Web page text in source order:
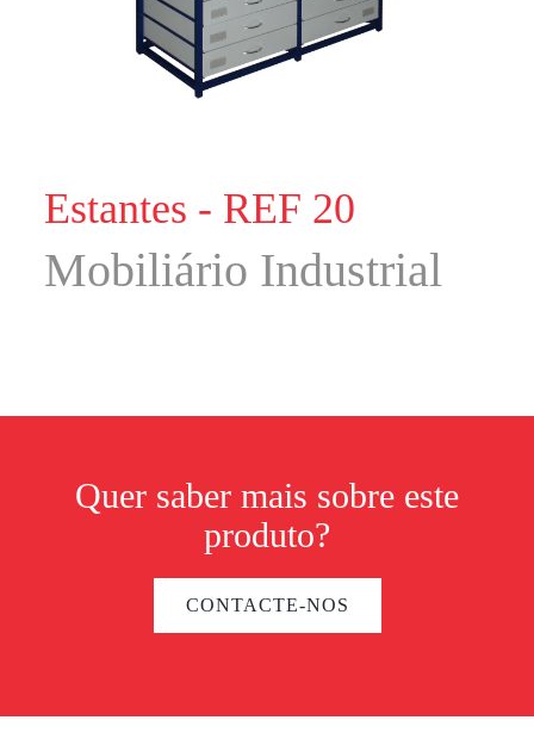
Estantes - REF 20
Mobiliário Industrial
Quer saber mais sobre este
produto?
CONTACTE-NOS